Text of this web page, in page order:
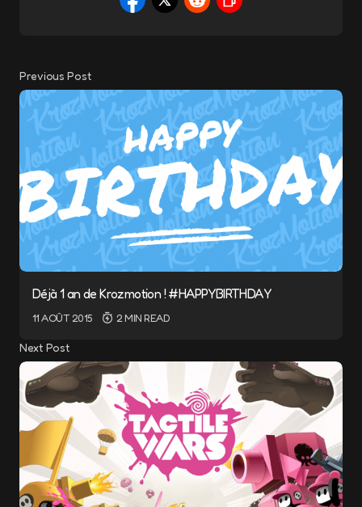
Previous Post
Déjà 1 an de Krozmotion ! #HAPPYBIRTHDAY
11 AOÛT 2015 2 MIN READ
Next Post